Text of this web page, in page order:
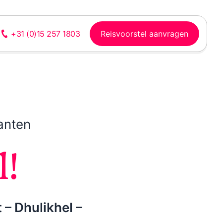
Laos
rivieren, volkeren,
rijstvelden, cultuur
+31 (0)15 257 1803 Reisvoorstel aanvragen
Dhulikhel –